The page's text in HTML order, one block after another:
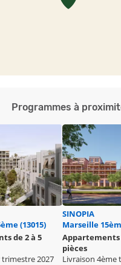
Programmes à
(13015)
de 2 à 5
2027
SINOPIA
Marseille
Appartements
pièces
Livraison 4ème